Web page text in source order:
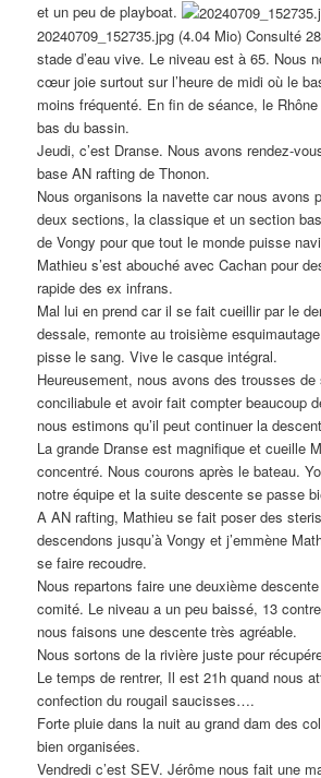
et un peu de playboat.
20240709_152735.jpg (4.04 Mio) Consulté
stade d’eau vive. Le niveau est à 65. Nous
cœur joie surtout sur l’heure de midi où le
moins fréquenté. En fin de séance, le
bas du bassin.
Jeudi, c’est Dranse. Nous avons rendez-
base AN rafting de Thonon.
Nous organisons la navette car nous avons
deux sections, la classique et un section
de Vongy pour que tout le monde puisse
Mathieu s’est abouché avec Cachan pour
rapide des ex infrans.
Mal lui en prend car il se fait cueillir par le
dessale, remonte au troisième
pisse le sang. Vive le casque intégral.
Heureusement, nous avons des trousses
conciliabule et avoir fait compter beaucoup
nous estimons qu’il peut continuer la
La grande Dranse est magnifique et cueille
concentré. Nous courons après le bateau.
notre équipe et la suite descente se passe
A AN rafting, Mathieu se fait poser des
descendons jusqu’à Vongy et j’emmène
se faire recoudre.
Nous repartons faire une deuxième
comité. Le niveau a un peu baissé, 13
nous faisons une descente très agréable.
Nous sortons de la rivière juste pour
Le temps de rentrer, Il est 21h quand nous
confection du rougail saucisses….
Forte pluie dans la nuit au grand dam des
bien organisées.
Vendredi c’est SEV. Jérôme nous fait une